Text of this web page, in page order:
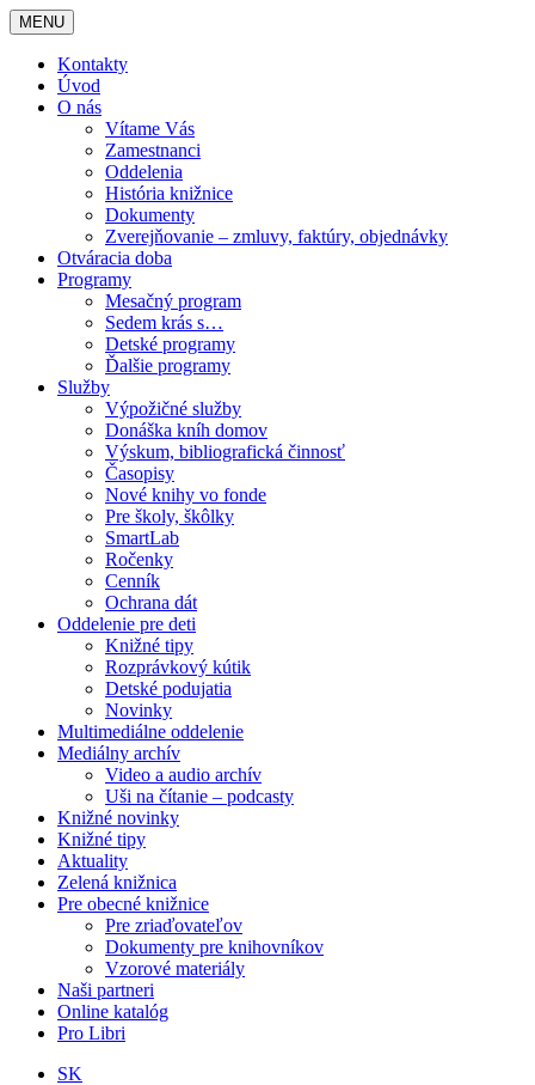
MENU
Kontakty
Úvod
O nás
Vítame Vás
Zamestnanci
Oddelenia
História knižnice
Dokumenty
Zverejňovanie – zmluvy, faktúry, objednávky
Otváracia doba
Programy
Mesačný program
Sedem krás s…
Detské programy
Ďalšie programy
Služby
Výpožičné služby
Donáška kníh domov
Výskum, bibliografická činnosť
Časopisy
Nové knihy vo fonde
Pre školy, škôlky
SmartLab
Ročenky
Cenník
Ochrana dát
Oddelenie pre deti
Knižné tipy
Rozprávkový kútik
Detské podujatia
Novinky
Multimediálne oddelenie
Mediálny archív
Video a audio archív
Uši na čítanie – podcasty
Knižné novinky
Knižné tipy
Aktuality
Zelená knižnica
Pre obecné knižnice
Pre zriaďovateľov
Dokumenty pre knihovníkov
Vzorové materiály
Naši partneri
Online katalóg
Pro Libri
SK